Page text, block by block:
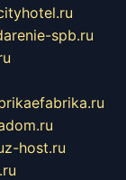
spb.ru
z-host.ru